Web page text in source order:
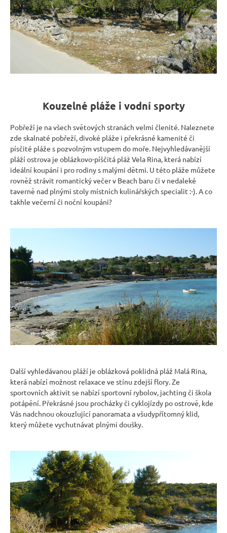
Kouzelné pláže i vodní sporty
Pobřeží je na všech světových stranách velmi členité. Naleznete
zde skalnaté pobřeží, divoké pláže i překrásné kamenité či
písčité pláže s pozvolným vstupem do moře. Nejvyhledávanější
pláží ostrova je oblázkovo-píščitá pláž Vela Rina, která nabízí
ideální koupání i pro rodiny s malými dětmi. U této pláže můžete
rovněž strávit romantický večer v Beach baru či v nedaleké
taverně nad plnými stoly místních kulinářských specialit :-). A co
takhle večerní či noční koupáni?
Další vyhledávanou pláží je oblázková poklidná pláž Malá Rina,
která nabízí možnost relaxace ve stínu zdejší flory. Ze
sportovních aktivit se nabízí sportovní rybolov, jachting či škola
potápění. Překrásné jsou procházky či cyklojízdy po ostrově, kde
Vás nadchnou okouzlující panoramata a všudypřítomný klid,
který můžete vychutnávat plnými doušky.